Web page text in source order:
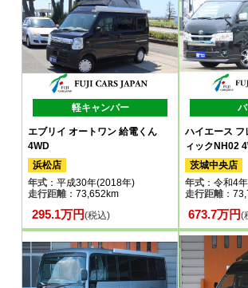
軽キャンパー
エブリイ オートワン 給電くん
4WD
浜松店
年式 ：平成30年(2018年)
走行距離：73,652km
295.1万円(税込)
ハイエース フ
ィックNH02
茨城中央店
年式：令和4
走行距離：
673.7万円(